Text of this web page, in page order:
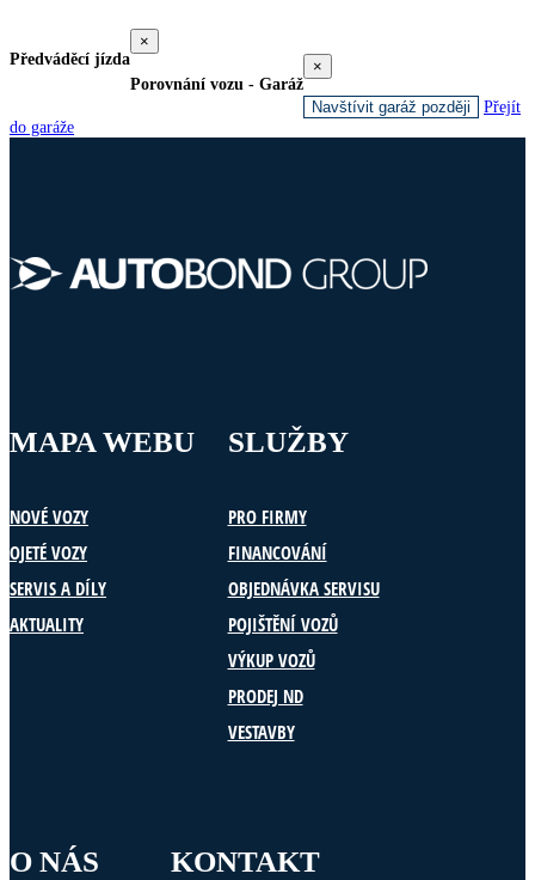
Předváděcí jízda
×
Porovnání vozu - Garáž
×
Navštívit garáž později
Přejít
do garáže
MAPA WEBU
NOVÉ VOZY
OJETÉ VOZY
SERVIS A DÍLY
AKTUALITY
SLUŽBY
PRO FIRMY
FINANCOVÁNÍ
OBJEDNÁVKA SERVISU
POJIŠTĚNÍ VOZŮ
VÝKUP VOZŮ
PRODEJ ND
VESTAVBY
O NÁS KONTAKT